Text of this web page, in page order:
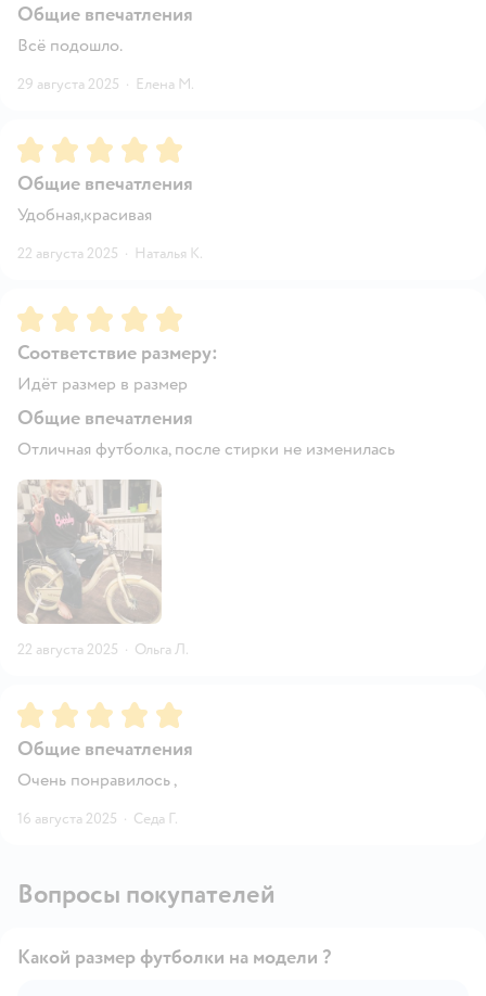
Общие впечатления
Всё подошло.
29 августа 2025 · Елена М.
Рейтинг:5
Общие впечатления
Удобная,красивая
22 августа 2025 · Наталья К.
Рейтинг:5
Соответствие размеру:
Идёт размер в размер
Общие впечатления
Отличная футболка, после стирки не изменилась
22 августа 2025 · Ольга Л.
Рейтинг:5
Общие впечатления
Очень понравилось ,
16 августа 2025 · Седа Г.
Вопросы покупателей
Какой размер футболки на модели ?